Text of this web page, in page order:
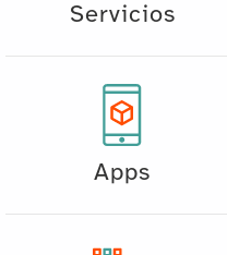
Servicios
Apps